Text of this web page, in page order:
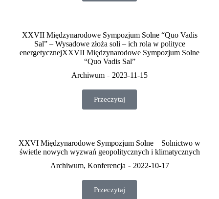
XXVII Międzynarodowe Sympozjum Solne “Quo Vadis
Sal” – Wysadowe złoża soli – ich rola w polityce
energetycznejXXVII Międzynarodowe Sympozjum Solne
“Quo Vadis Sal”
Archiwum
2023-11-15
Przeczytaj
XXVI Międzynarodowe Sympozjum Solne – Solnictwo w
świetle nowych wyzwań geopolitycznych i klimatycznych
Archiwum, Konferencja 2022-10-17
Przeczytaj